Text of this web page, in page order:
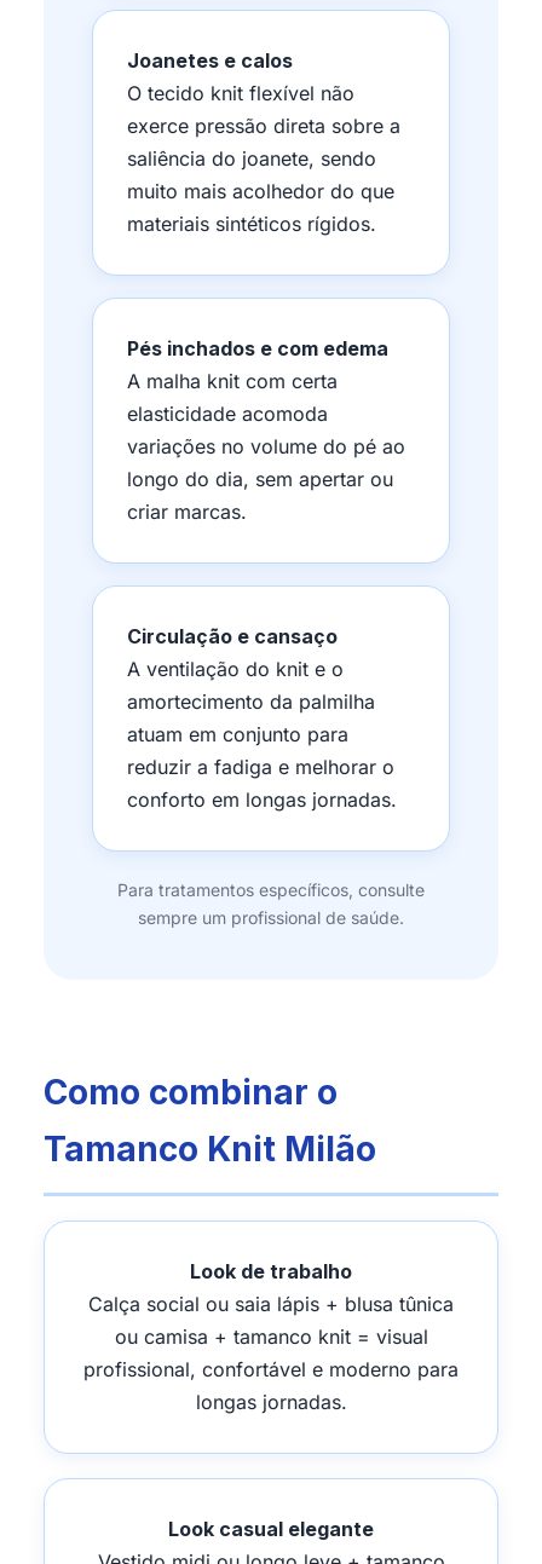
Joanetes e calos
O tecido knit flexível não
exerce pressão direta sobre a
saliência do joanete, sendo
muito mais acolhedor do que
materiais sintéticos rígidos.
Pés inchados e com edema
A malha knit com certa
elasticidade acomoda
variações no volume do pé ao
longo do dia, sem apertar ou
criar marcas.
Circulação e cansaço
A ventilação do knit e o
amortecimento da palmilha
atuam em conjunto para
reduzir a fadiga e melhorar o
conforto em longas jornadas.
Para tratamentos específicos, consulte
sempre um profissional de saúde.
Como combinar o
Tamanco Knit Milão
Look de trabalho
Calça social ou saia lápis + blusa tûnica
ou camisa + tamanco knit = visual
profissional, confortável e moderno para
longas jornadas.
Look casual elegante